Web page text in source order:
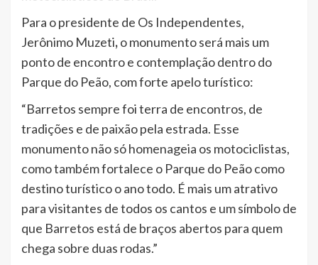
Para o presidente de Os Independentes,
Jerônimo Muzeti,o monumento será mais um
ponto de encontro e contemplação dentro do
Parque do Peão, com forte apelo turístico:
“Barretos sempre foi terra de encontros, de
tradições e de paixão pela estrada. Esse
monumento não só homenageia os motociclistas,
como também fortalece o Parque do Peão como
destino turístico o ano todo. É mais um atrativo
para visitantes de todos os cantos e um símbolo de
que Barretos está de braços abertos para quem
chega sobre duas rodas.”